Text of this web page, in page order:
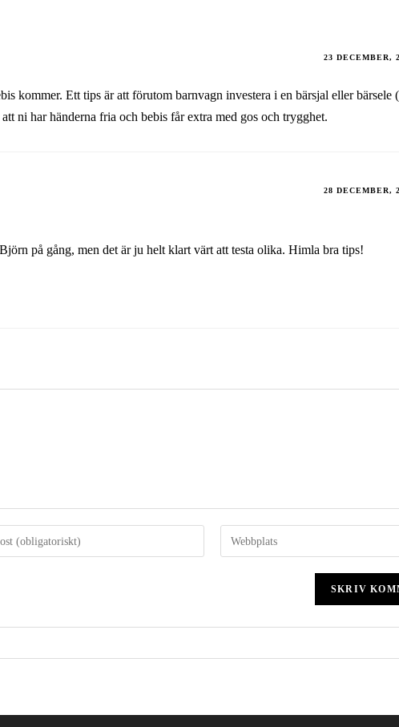
23 DECEMBER,
kommer. Ett tips är att förutom barnvagn investera i en bärsjal eller bärsele
ni har händerna fria och bebis får extra med gos och trygghet.
28 DECEMBER,
på gång, men det är ju helt klart värt att testa olika. Himla bra tips!